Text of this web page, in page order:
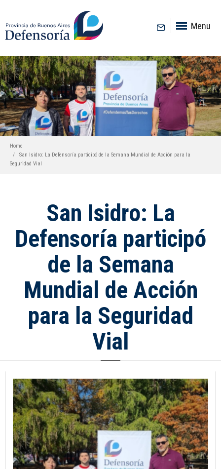
Menu
Home
San Isidro: La Defensoría participó de la Semana Mundial de Acción para la
Seguridad Vial
San Isidro: La
Defensoría participó
de la Semana
Mundial de Acción
para la Seguridad
Vial